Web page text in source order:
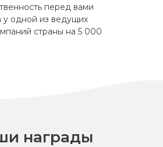
перед вами
у одной из ведущих
страны на 5 000
награды